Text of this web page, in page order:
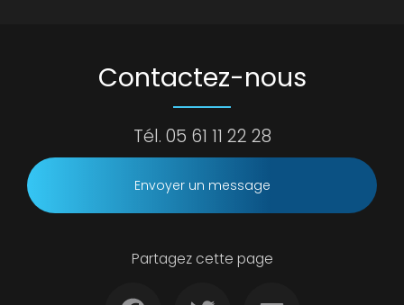
Contactez-nous
Tél. 05 61 11 22 28
Envoyer un message
Partagez cette page